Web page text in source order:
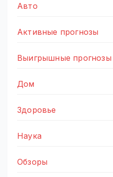
Авто
Активные прогнозы
Выигрышные прогнозы
Дом
Здоровье
Наука
Обзоры